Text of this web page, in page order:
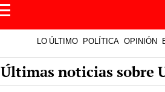
LO ÚLTIMO POLÍTICA OPINIÓN
Últimas noticias sobre